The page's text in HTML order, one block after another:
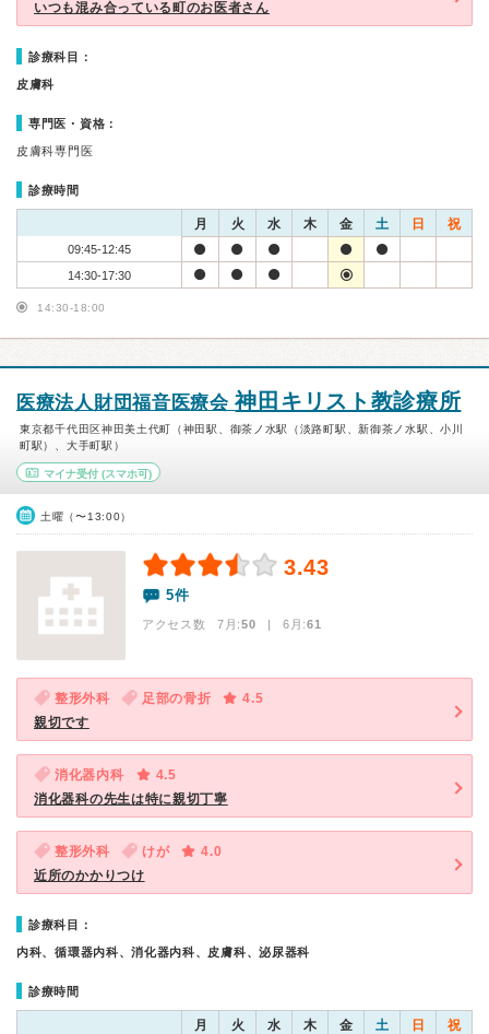
いつも混み合っている町のお医者さん
診療科目：
皮膚科
専門医・資格：
皮膚科専門医
診療時間
月 火 水 木 金 土 日 祝
09:45-12:45
14:30-17:30
14:30-18:00
医療法人財団福音医療会神田キリスト教診療所
東京都千代田区神田美土代町（神田駅、御茶ノ水駅（淡路町駅、新御茶ノ水駅、小川
町駅）、大手町駅）
マイナ受付 (スマホ可)
土曜（〜13:00）
3.43
5件
アクセス数 7月:50 | 6月:61
整形外科 足部の骨折
4.5
親切です
消化器内科
4.5
消化器科の先生は特に親切丁寧
整形外科 けが
4.0
近所のかかりつけ
診療科目：
内科、循環器内科、消化器内科、皮膚科、泌尿器科
診療時間
月 火 水 木 金 土 日 祝